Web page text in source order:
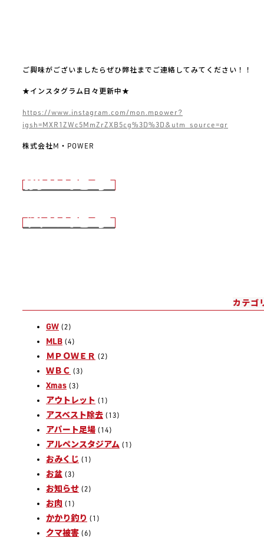
ご興味がございましたらぜひ弊社までご連絡してみてください！！
★インスタグラム日々更新中★
https://www.instagram.com/mon.mpower?
igsh=MXR1ZWc5MmZrZXB5cg%3D%3D&utm_source=qr
株式会社M・POWER
前の記事
次の記事
カテゴ
GW (2)
MLB (4)
ＭＰＯＷＥＲ (2)
ＷＢＣ (3)
Xmas (3)
アウトレット (1)
アスベスト除去 (13)
アパート足場 (14)
アルペンスタジアム (1)
おみくじ (1)
お盆 (3)
お知らせ (2)
お肉 (1)
かかり釣り (1)
クマ被害 (6)